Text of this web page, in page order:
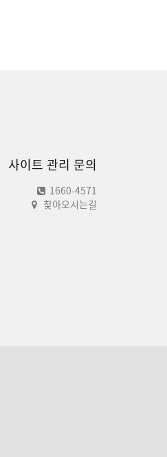
사이트 관리 문의
1660-4571
찾아오시는길